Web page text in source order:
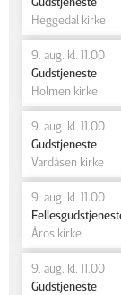
Heggedal kirke
9. aug. kl. 11.00
Gudstjeneste
Holmen kirke
9. aug. kl. 11.00
Gudstjeneste
Vardåsen kirke
9. aug. kl. 11.00
Åros kirke
9. aug. kl. 11.00
Gudstjeneste